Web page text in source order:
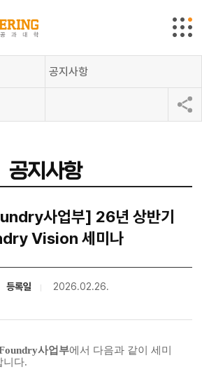
공지사항
공지사항
사업부] 26년 상반기
Vision 세미나
등록일
2026.02.26.
사업부에서 다음과 같이 세미
니다.